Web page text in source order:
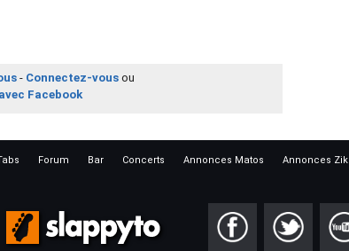
- Connectez-vous ou
Facebook
Forum Bar Concerts Annonces Matos Annonces Zik